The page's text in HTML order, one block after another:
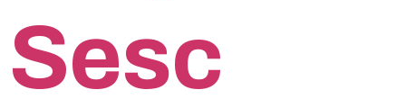
Sesc